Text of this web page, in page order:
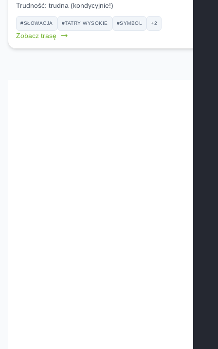
Trudność: trudna (kondycyjnie!)
#SŁOWACJA #TATRY WYSOKIE #SYMBOL +2
Zobacz trasę